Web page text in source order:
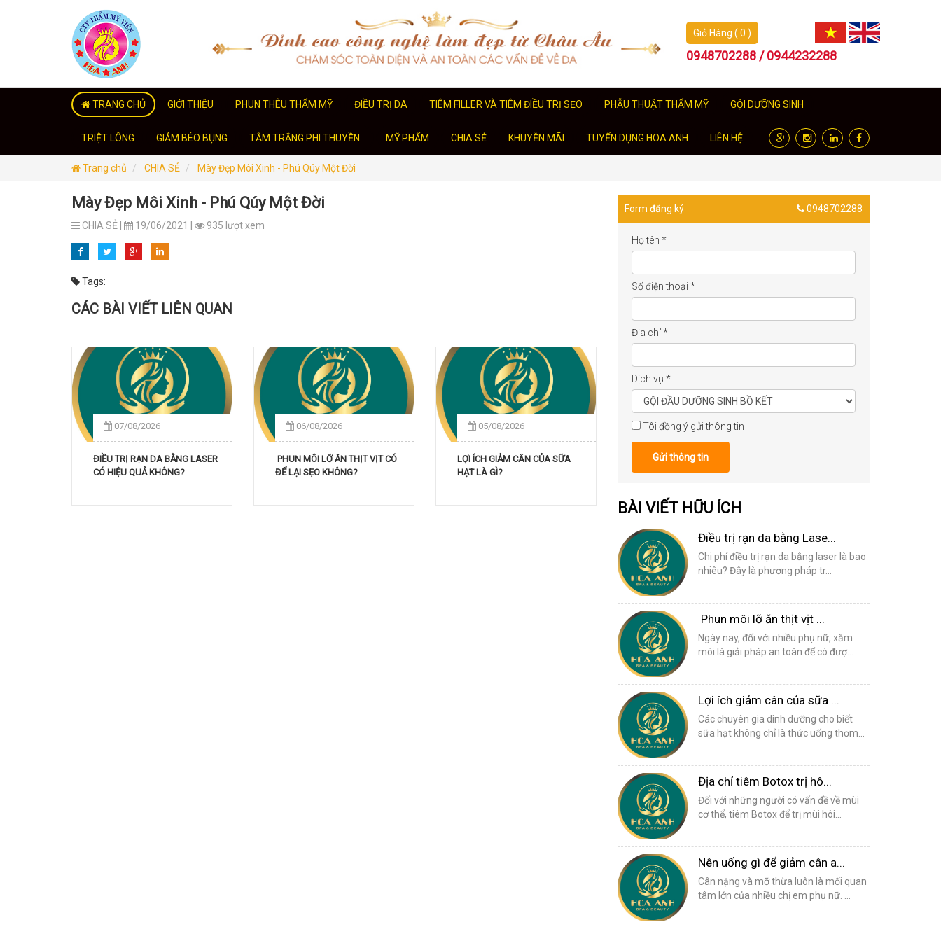
Giỏ Hàng ( 0 )
0948702288 / 0944232288
TRANG CHỦ GIỚI THIỆU PHUN THÊU THẨM MỸ ĐIỀU TRỊ DA TIÊM FILLER VÀ TIÊM ĐIỀU TRỊ SẸO PHẪU THUẬT THẨM MỸ GỘI DƯỠNG SINH
TRIỆT LÔNG GIẢM BÉO BỤNG TẮM TRẮNG PHI THUYỀN . MỸ PHẨM CHIA SẺ KHUYỄN MÃI TUYỂN DỤNG HOA ANH LIÊN HỆ
Trang chủ CHIA SẺ Mày Đẹp Môi Xinh - Phú Qúy Một Đời
Mày Đẹp Môi Xinh - Phú Qúy Một Đời
CHIA SẺ | 19/06/2021 | 935 lượt xem
Tags:
CÁC BÀI VIẾT LIÊN QUAN
07/08/2026
ĐIỀU TRỊ RẠN DA BẰNG LASER
CÓ HIỆU QUẢ KHÔNG?
06/08/2026
PHUN MÔI LỠ ĂN THỊT VỊT CÓ
ĐỂ LẠI SẸO KHÔNG?
05/08/2026
LỢI ÍCH GIẢM CÂN CỦA SỮA
HẠT LÀ GÌ?
Form đăng ký 0948702288
Họ tên *
Số điện thoại *
Địa chỉ*
Dịch vụ *
Tôi đồng ý gửi thông tin
Gửi thông tin
BÀI VIẾT HỮU ÍCH
Điều trị rạn da bằng Lase...
Chi phí điều trị rạn da bằng laser là bao
nhiêu? Đây là phương pháp tr...
Phun môi lỡ ăn thịt vịt ...
Ngày nay, đối với nhiều phụ nữ, xăm
môi là giải pháp an toàn để có đượ...
Lợi ích giảm cân của sữa ...
Các chuyên gia dinh dưỡng cho biết
sữa hạt không chỉ là thức uống thơm...
Địa chỉ tiêm Botox trị hô...
Đối với những người có vấn đề về mùi
cơ thể, tiêm Botox để trị mùi hôi...
Nên uống gì để giảm cân a...
Cân nặng và mỡ thừa luôn là mối quan
tâm lớn của nhiều chị em phụ nữ. ...